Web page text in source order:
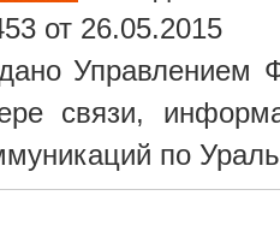
от 26.05.2015
Управлением
связи,
по